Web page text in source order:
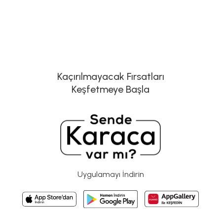
Kaçırılmayacak Fırsatları
Keşfetmeye Başla
Uygulamayı İndirin